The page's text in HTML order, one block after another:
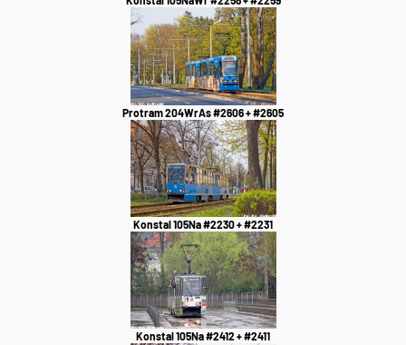
Protram 204WrAs #2606 + #2605
Konstal 105Na #2230 + #2231
Konstal 105Na #2412 + #2411